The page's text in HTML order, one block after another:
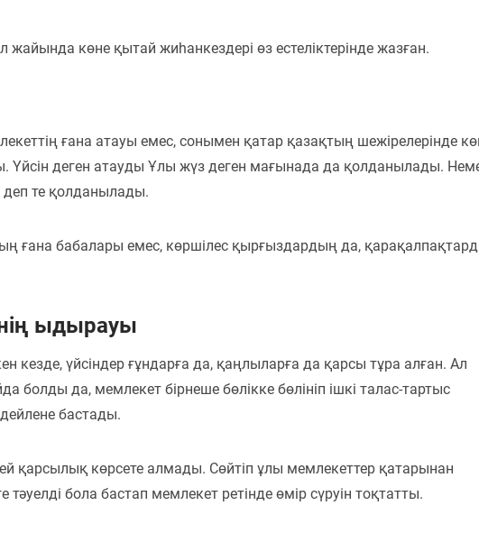
жайында көне қытай жиһанкездері өз естеліктерінде жазған.
ғана атауы емес, сонымен қатар қазақтың шежірелерінде
Үйсін деген атауды Ұлы жүз деген мағынада да қолданылады.
те қолданылады.
ғана бабалары емес, көршілес қырғыздардың да,
ыдырауы
кезде, үйсіндер ғұндарға да, қаңлыларға да қарсы тұра алған. Ал
болды да, мемлекет бірнеше бөлікке бөлініп ішкі талас-тартыс
бастады.
қарсылық көрсете алмады. Сөйтіп ұлы мемлекеттер қатарынан
тәуелді бола бастап мемлекет ретінде өмір сүруін тоқтатты.